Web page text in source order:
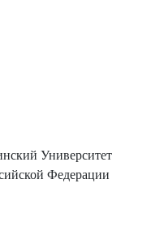
Университет
Федерации